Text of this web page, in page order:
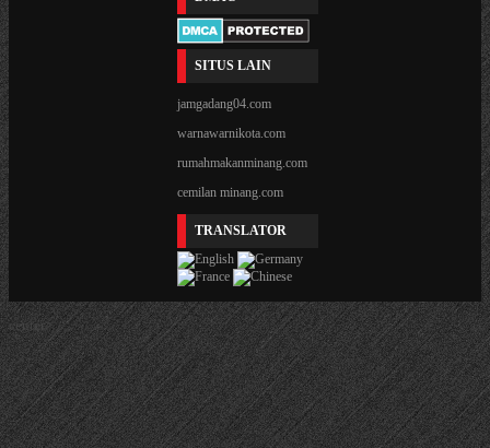
SITUS LAIN
jamgadang04.com
warnawarnikota.com
rumahmakanminang.com
cemilan minang.com
TRANSLATOR
center>